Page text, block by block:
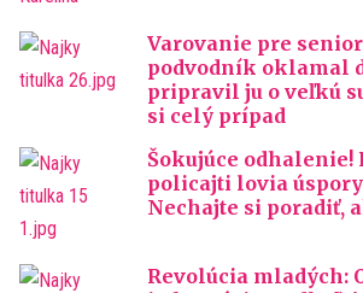
Varovanie pre
podvodník oklamal
pripravil ju o veľkú
si celý prípad
Šokujúce odhalenie!
policajti lovia
Nechajte si poradiť,
Revolúcia mladých: